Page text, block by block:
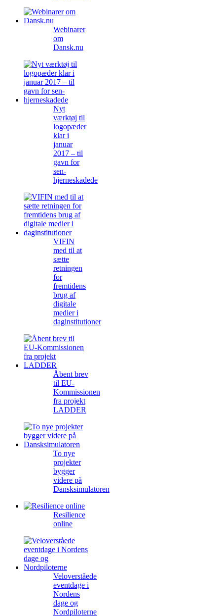
Webinarer
om
Dansk.nu
Nyt
værktøj til
logopæder
klar i
januar
2017 – til
gavn for
sen-
hjerneskadede
VIFIN
med til at
sætte
retningen
for
fremtidens
brug af
digitale
medier i
daginstitutioner
Åbent brev
til EU-
Kommissionen
fra projekt
LADDER
To nye
projekter
bygger
videre på
Dansksimulatoren
Resilience
online
Veloverståede
eventdage i
Nordens
dage og
Nordpiloterne